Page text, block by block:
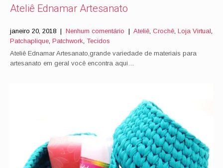
Ateliê Ednamar Artesanato
janeiro 20, 2018 | Nenhum comentário | Ateliê, Crochê, Loja Virtual,
Patchaplique, Patchwork, Tecidos
Ateliê Ednamar Artesanato,grande variedade de materiais para
artesanato em geral você encontra aqui…